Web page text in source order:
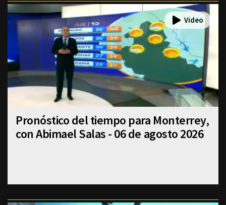
Pronóstico del tiempo para Monterrey,
con Abimael Salas - 06 de agosto 2026